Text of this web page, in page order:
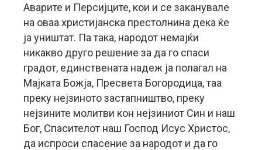
Аварите и Персијците, кои и се заканувале
на оваа христијанска престолнина дека ќе
ја уништат. Па така, народот немајќи
никакво друго решение за да го спаси
градот, единствената надеж ја полагал на
Мајката Божја, Пресвета Богородица, таа
преку нејзиното застапништво, преку
нејзините молитви кон нејзиниот Син и наш
Бог, Спасителот наш Господ Исус Христос,
да испроси спасение за народот и да го